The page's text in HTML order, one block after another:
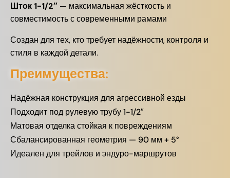
Шток 1-1/2″ — максимальная жёсткость и
совместимость с современными рамами
Создан для тех, кто требует надёжности, контроля и
стиля в каждой детали.
Преимущества:
Надёжная конструкция для агрессивной езды
Подходит под рулевую трубу 1-1/2″
Матовая отделка стойкая к повреждениям
Сбалансированная геометрия — 90 мм + 5°
Идеален для трейлов и эндуро-маршрутов